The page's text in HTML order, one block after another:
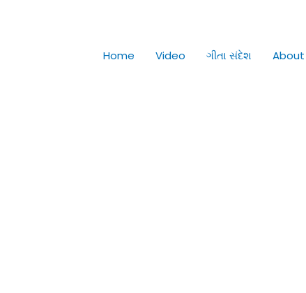
Home Video ગીતા સંદેશ About